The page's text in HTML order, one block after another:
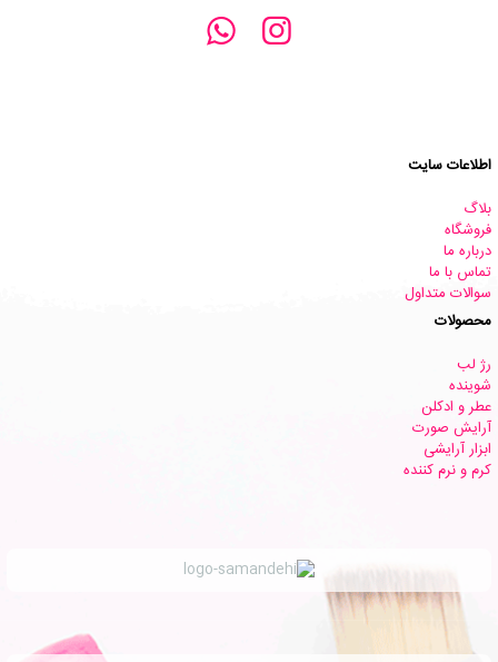
اطلاعات سایت
بلاگ
فروشگاه
درباره ما
تماس با ما
سوالات متداول
محصولات
رژ لب
شوینده
عطر و ادکلن
آرایش صورت
ابزار آرایشی
کرم و نرم کننده